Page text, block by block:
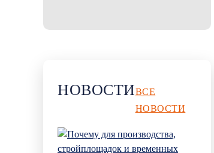
НОВОСТИВСЕ
НОВОСТИ